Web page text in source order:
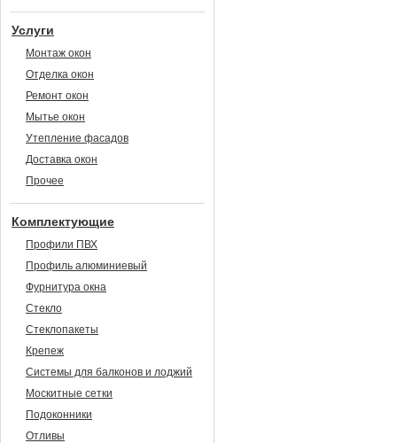
Услуги
Монтаж окон
Отделка окон
Ремонт окон
Мытье окон
Утепление фасадов
Доставка окон
Прочее
Комплектующие
Профили ПВХ
Профиль алюминиевый
Фурнитура окна
Стекло
Стеклопакеты
Крепеж
Системы для балконов и лоджий
Москитные сетки
Подоконники
Отливы